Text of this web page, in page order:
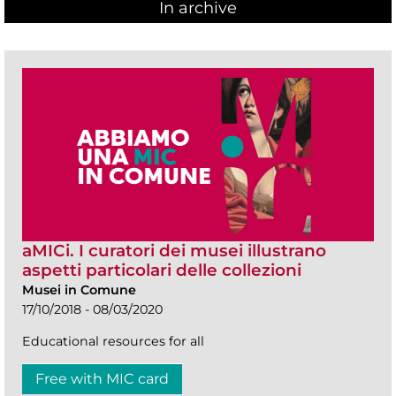
In archive
aMICi. I curatori dei musei illustrano
aspetti particolari delle collezioni
Musei in Comune
17/10/2018 - 08/03/2020
Educational resources for all
Free with MIC card